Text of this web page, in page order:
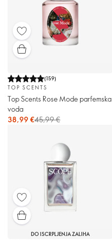
(159)
TOP SCENTS
Top Scents Rose Mode parfemska
voda
38,99 €45,99 €
DO ISCRPLJENJA ZALIHA